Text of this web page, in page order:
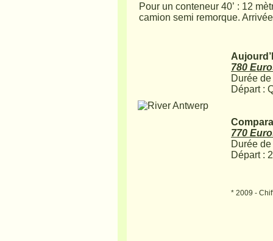
Pour un conteneur 40’ : 12
camion semi remorque.
780
Durée
Départ :
770
Durée
Départ :
* 2009 -